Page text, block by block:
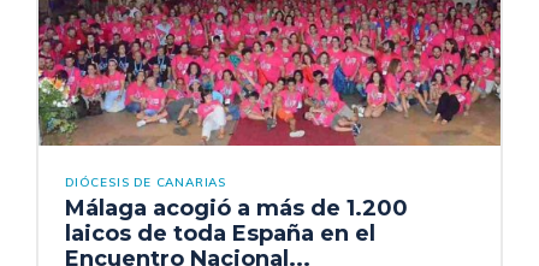
DIÓCESIS DE CANARIAS
Málaga acogió a más de 1.200
laicos de toda España en el
Encuentro Nacional...